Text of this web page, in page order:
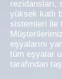
rezidansları,
yüksek katlı
sistemleri ile
eşyalarını
tüm eşyalar
tarafından